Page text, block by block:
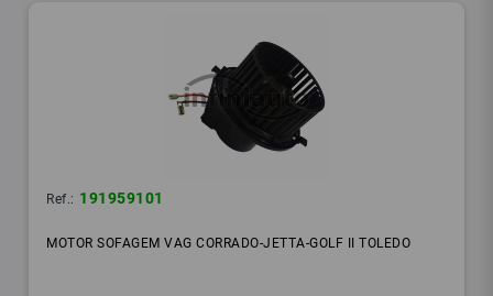
Ref.: 191959101
MOTOR SOFAGEM VAG CORRADO-JETTA-GOLF II TOLEDO